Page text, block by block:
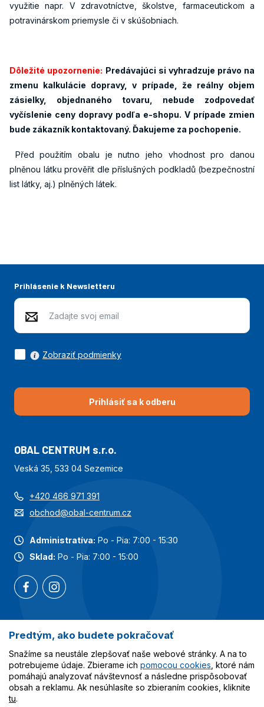
využitie napr. V zdravotníctve, školstve, farmaceutickom a
potravinárskom priemysle či v skúšobniach.
Dôležité upozornenie: Predávajúci si vyhradzuje právo na
zmenu kalkulácie dopravy, v prípade, že reálny objem
zásielky, objednaného tovaru, nebude zodpovedať
vyčíslenie ceny dopravy podľa e-shopu. V prípade zmien
bude zákazník kontaktovaný. Ďakujeme za pochopenie.
Před použitím obalu je nutno jeho vhodnost pro danou
plněnou látku prověřit dle příslušných podkladů (bezpečnostní
list látky, aj.) plněných látek.
Prihlásenie k Newsletteru
Prihlásiť sa k odberu
Zobraziť podmienky
OBAL CENTRUM s.r.o.
Veská 35, 533 04 Sezemice
+420 466 971 391
obchod@obal-centrum.cz
Administratíva: Po - Pia: 7:00 - 15:30
Sklad: Po - Pia: 7:00 - 15:00
Najobľúbenejšie kategórie
Služby
Všetko o nákupe
Predtým, ako budete pokračovať
Snažíme sa neustále zlepšovať naše webové stránky. A na to
potrebujeme údaje. Zbierame ich pomocou cookies , ktoré nám
pomáhajú analyzovať návštevnosť a následne prispôsobovať
obsah a reklamu. Ak nesúhlasíte so zbieraním cookies, kliknite
tu.